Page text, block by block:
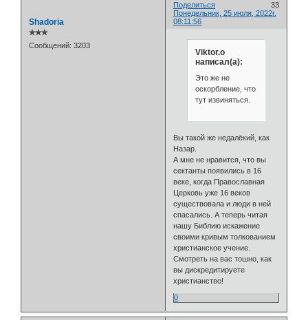
Поделиться
33
Понедельник, 25 июля, 2022г.
08:11:56
Shadoria
✯✯✯
Сообщений: 3203
Viktor.o
написал(а):
Это же не
оскорбление, что
тут извиняться.
Вы такой же недалёкий, как
Назар.
А мне не нравится, что вы
сектанты появились в 16
веке, когда Православная
Церковь уже 16 веков
существовала и люди в ней
спасались. А теперь читая
нашу Библию искажение
своими кривым толкованием
христианское учение.
Смотреть на вас тошно, как
вы дискредитируете
христианство!
0